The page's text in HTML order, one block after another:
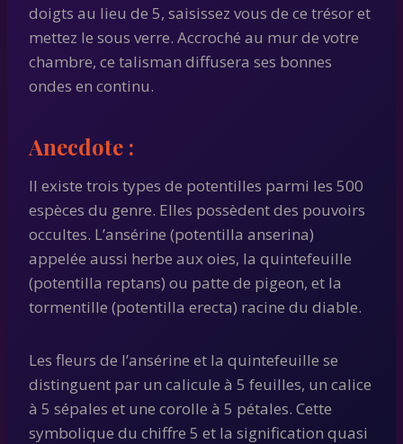
doigts au lieu de 5, saisissez vous de ce trésor et
mettez le sous verre. Accroché au mur de votre
chambre, ce talisman diffusera ses bonnes
ondes en continu.
Anecdote :
Il existe trois types de potentilles parmi les 500
espèces du genre. Elles possèdent des pouvoirs
occultes. L’ansérine (potentilla anserina)
appelée aussi herbe aux oies, la quintefeuille
(potentilla reptans) ou patte de pigeon, et la
tormentille (potentilla erecta) racine du diable.
Les fleurs de l’ansérine et la quintefeuille se
distinguent par un calicule à 5 feuilles, un calice
à 5 sépales et une corolle à 5 pétales. Cette
symbolique du chiffre 5 et la signification quasi